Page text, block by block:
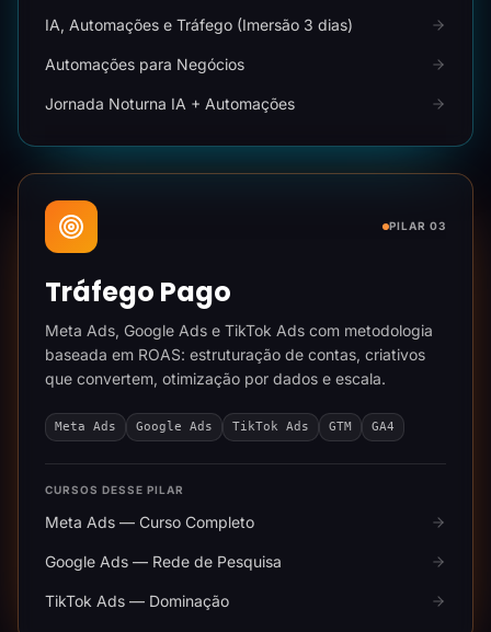
IA, Automações e Tráfego (Imersão 3 dias)
Automações para Negócios
Jornada Noturna IA + Automações
PILAR 03
Tráfego Pago
Meta Ads, Google Ads e TikTok Ads com metodologia
baseada em ROAS: estruturação de contas, criativos
que convertem, otimização por dados e escala.
Meta Ads Google Ads TikTok Ads GTM GA4
CURSOS DESSE PILAR
Meta Ads — Curso Completo
Google Ads — Rede de Pesquisa
TikTok Ads — Dominação